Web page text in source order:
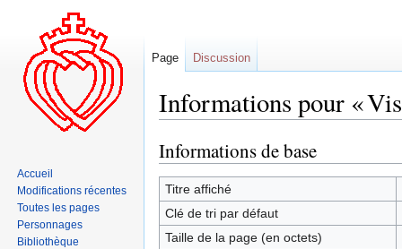
Informations pour «
Aller
à
la
navigation
Aller
à
la
recherche
Informations de base
Titre affiché
Clé de tri par défaut
Taille de la page (en octets)
Page Discussion
Accueil
Modifications récentes
Toutes les pages
Personnages
Bibliothèque